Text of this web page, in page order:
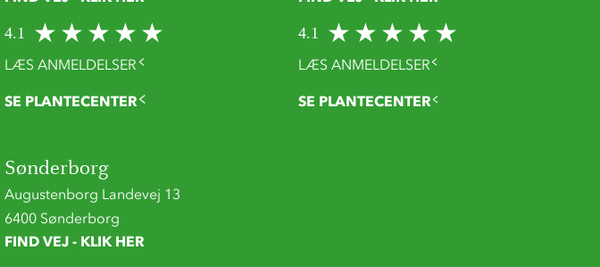
4.1
LÆS ANMELDELSER
SE PLANTECENTER
4.1
LÆS ANMELDELSER
SE PLANTECENTER
Sønderborg
Augustenborg Landevej 13
6400 Sønderborg
FIND VEJ - KLIK HER